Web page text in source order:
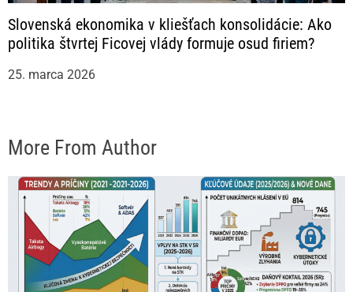
Slovenská ekonomika v kliešťach konsolidácie: Ako
politika štvrtej Ficovej vlády formuje osud firiem?
25. marca 2026
More From Author